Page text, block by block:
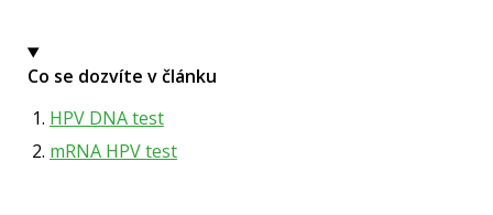
Co se dozvíte v článku
HPV DNA test
mRNA HPV test